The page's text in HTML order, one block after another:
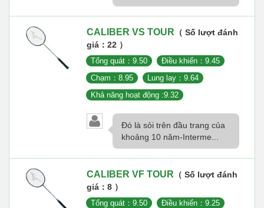
CALIBER VS TOUR （ Số lượt đánh
giá：22 ）
Tổng quát：9.50
Điều khiển：9.45
Chạm：8.95
Lung lay：9.64
Khả năng hoạt động :9.32
Đó là sỏi trên đầu trang của
khoảng 10 năm-Interme...
CALIBER VF TOUR （ Số lượt đánh
giá：8 ）
Tổng quát：9.50
Điều khiển：9.25